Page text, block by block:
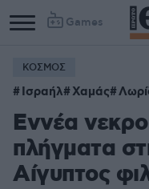
Games
ΚΟΣΜΟΣ
Ισραήλ Χαμάς
Εννέα
πλήγματα
Αίγυπτος